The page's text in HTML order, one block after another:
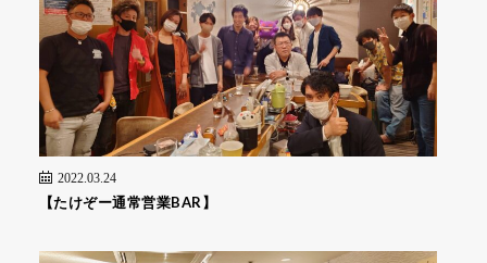
2022.03.24
【たけぞー通常営業BAR】